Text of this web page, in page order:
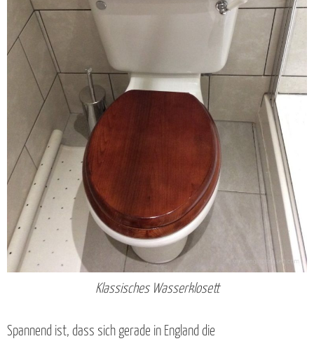
Klassisches Wasserklosett
Spannend ist, dass sich gerade in England die